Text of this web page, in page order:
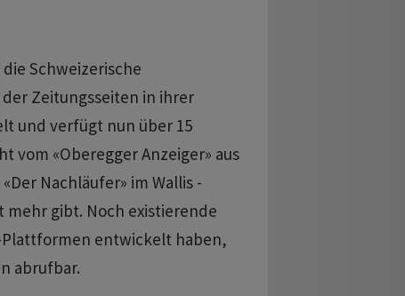
Schweizerische
Zeitungsseiten in ihrer
und verfügt nun über 15
vom «Oberegger Anzeiger» aus
Nachläufer» im Wallis -
mehr gibt. Noch existierende
entwickelt haben,
abrufbar.